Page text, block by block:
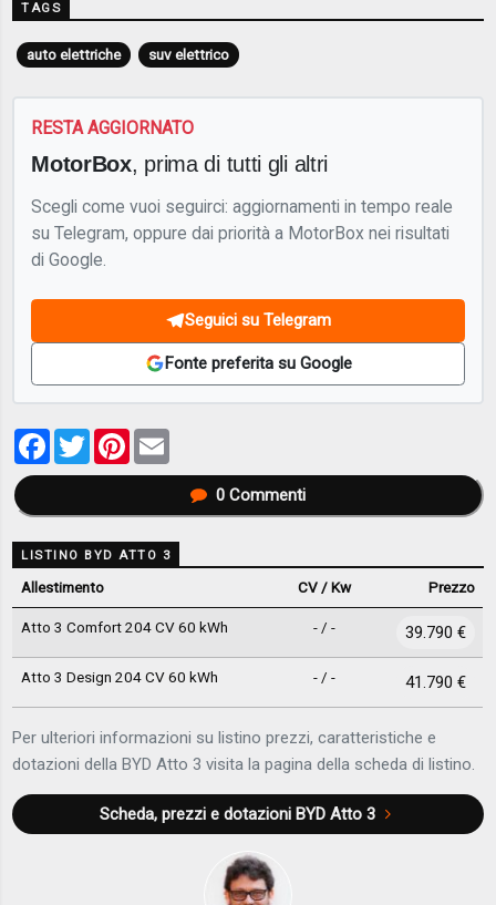
TAGS
auto elettriche suv elettrico
RESTA AGGIORNATO
MotorBox, prima di tutti gli altri
Scegli come vuoi seguirci: aggiornamenti in tempo reale
su Telegram, oppure dai priorità a MotorBox nei risultati
di Google.
Seguici su Telegram
Fonte preferita su Google
Facebook
TwitterPinterest
0Commenti
LISTINO BYD ATTO 3
Allestimento CV / Kw Prezzo
Atto 3 Comfort 204 CV 60 kWh - / - 39.790 €
Atto 3 Design 204 CV 60 kWh - / - 41.790 €
Per ulteriori informazioni su listino prezzi, caratteristiche e
dotazioni della BYD Atto 3 visita la pagina della scheda di listino.
Scheda, prezzi e dotazioni BYD Atto 3